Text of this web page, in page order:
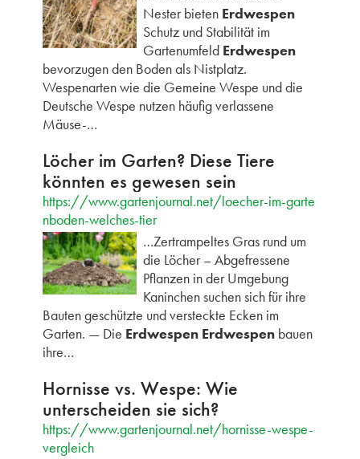
Nester bieten Erdwespen
Schutz und Stabilität im
Gartenumfeld Erdwespen
bevorzugen den Boden als Nistplatz.
Wespenarten wie die Gemeine Wespe und die
Deutsche Wespe nutzen häufig verlassene
Mäuse-…
Löcher im Garten? Diese Tiere
könnten es gewesen sein
https://www.gartenjournal.net/loecher-im-garte
nboden-welches-tier
…Zertrampeltes Gras rund um
die Löcher – Abgefressene
Pflanzen in der Umgebung
Kaninchen suchen sich für ihre
Bauten geschützte und versteckte Ecken im
Garten. — Die Erdwespen Erdwespenbauen
ihre…
Hornisse vs. Wespe: Wie
unterscheiden sie sich?
https://www.gartenjournal.net/hornisse-wespe-
vergleich